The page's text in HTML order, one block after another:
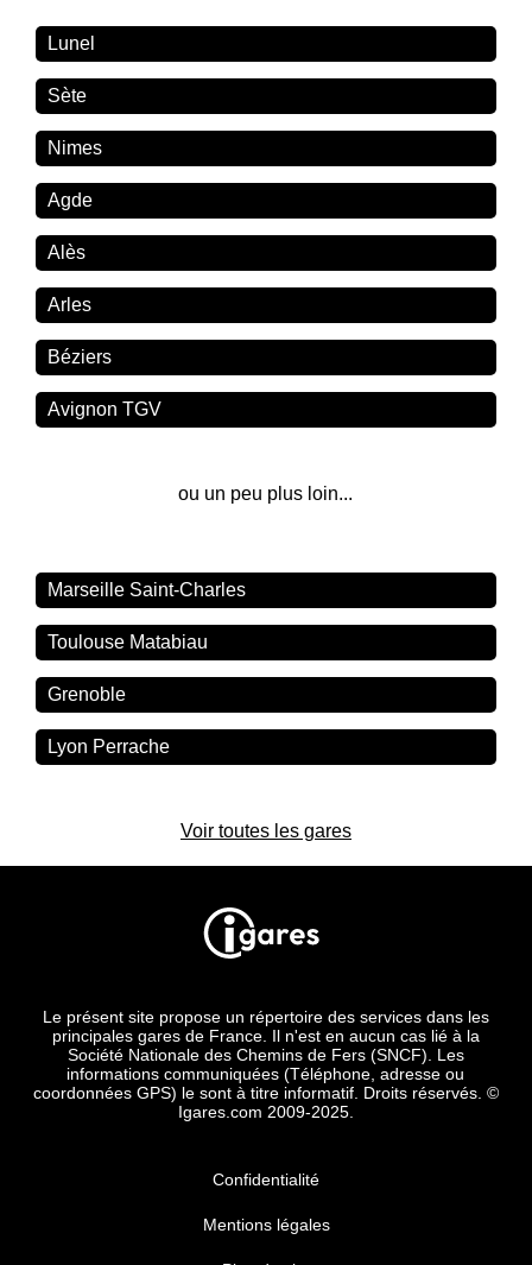
Lunel
Sète
Nimes
Agde
Alès
Arles
Béziers
Avignon TGV
ou un peu plus loin...
Marseille Saint-Charles
Toulouse Matabiau
Grenoble
Lyon Perrache
Voir toutes les gares
Le présent site propose un répertoire des services dans les
principales gares de France. Il n'est en aucun cas lié à la
Société Nationale des Chemins de Fers (SNCF). Les
informations communiquées (Téléphone, adresse ou
coordonnées GPS) le sont à titre informatif. Droits réservés. ©
Igares.com 2009-2025.
Confidentialité
Mentions légales